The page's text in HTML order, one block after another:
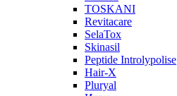
TOSKANI
Revitacare
SelaTox
Skinasil
Peptide Introlypolise
Hair-X
Pluryal